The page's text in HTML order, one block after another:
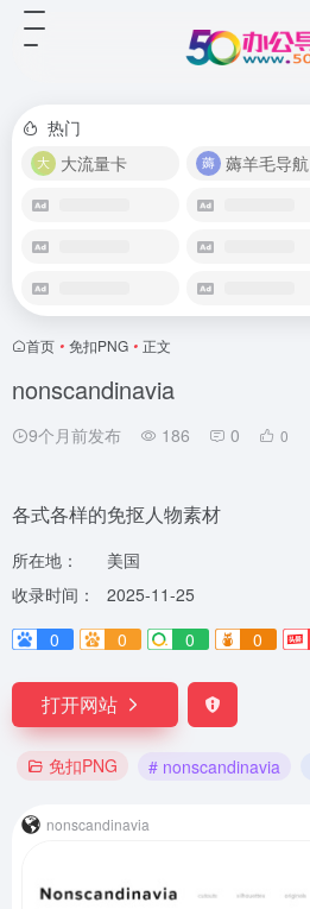
热门
大流量卡
薅羊毛导航
首页 • 免扣PNG • 正文
nonscandinavia
9个月前发布 186 0 0
各式各样的免抠人物素材
所在地：
美国
收录时间：
2025-11-25
0
0 0 0
打开网站
免扣PNG # nonscandinavia
nonscandinavia